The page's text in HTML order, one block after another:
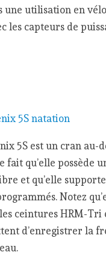
utilisation en vélo,
les capteurs de
5S est un cran au-
qu’elle possède
et qu’elle supporte
Notez
ceintures HRM-Tri
d’enregistrer la